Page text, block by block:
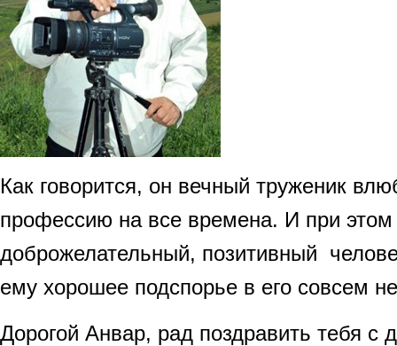
Как говорится, он вечный труженик
профессию на все времена. И при этом
доброжелательный, позитивный
ему хорошее подспорье в его совсем
Дорогой Анвар, рад поздравить тебя с